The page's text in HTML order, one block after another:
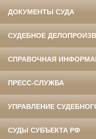
ДОКУМЕНТЫ СУДА
СУДЕБНОЕ
СПРАВОЧНАЯ
ПРЕСС-СЛУЖБА
УПРАВЛЕНИЕ
СУДЫ СУБЪЕКТА РФ